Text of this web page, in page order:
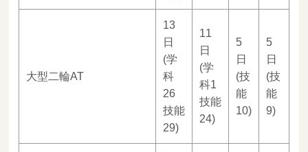
大型二輪AT
13
日
(学
科
26
技能
29)
11
日
(学
科1
技能
24)
5
日
(技
能
10)
5
日
(技
能
9)